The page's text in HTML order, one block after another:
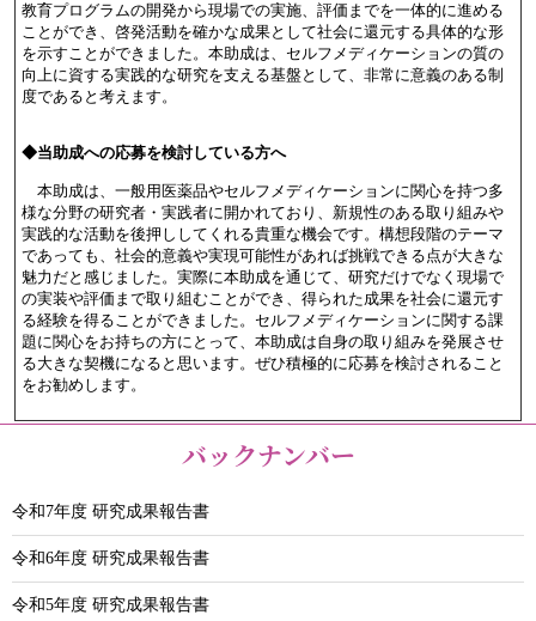
教育プログラムの開発から現場での実施、評価までを一体的に進める
ことができ、啓発活動を確かな成果として社会に還元する具体的な形
を示すことができました。本助成は、セルフメディケーションの質の
向上に資する実践的な研究を支える基盤として、非常に意義のある制
度であると考えます。
◆当助成への応募を検討している方へ
本助成は、一般用医薬品やセルフメディケーションに関心を持つ多
様な分野の研究者・実践者に開かれており、新規性のある取り組みや
実践的な活動を後押ししてくれる貴重な機会です。構想段階のテーマ
であっても、社会的意義や実現可能性があれば挑戦できる点が大きな
魅力だと感じました。実際に本助成を通じて、研究だけでなく現場で
の実装や評価まで取り組むことができ、得られた成果を社会に還元す
る経験を得ることができました。セルフメディケーションに関する課
題に関心をお持ちの方にとって、本助成は自身の取り組みを発展させ
る大きな契機になると思います。ぜひ積極的に応募を検討されること
をお勧めします。
バックナンバー
令和7年度 研究成果報告書
令和6年度 研究成果報告書
令和5年度 研究成果報告書